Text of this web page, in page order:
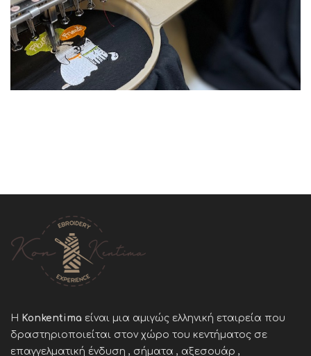
Polo
Η Konkentima είναι μια αμιγώς ελληνική εταιρεία που
δραστηριοποιείται στον χώρο του κεντήματος σε
επαγγελματική ένδυση , σήματα , αξεσουάρ ,